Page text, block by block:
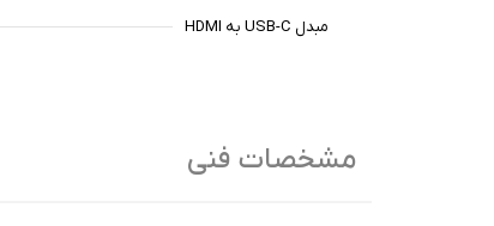
مبدل USB-C به HDMI
مشخصات فنی